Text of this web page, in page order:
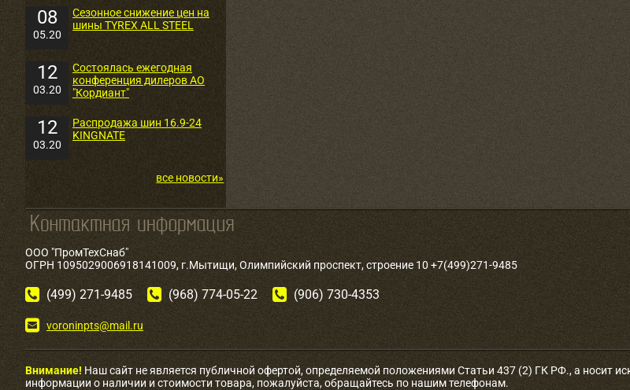
08
05.20
Сезонное снижение цен на
шины TYREX ALL STEEL
12
03.20
Состоялась ежегодная
конференция дилеров АО
"Кордиант"
12
03.20
Распродажа шин 16.9-24
KINGNATE
все новости»
ООО "ПромТехСнаб"
ОГРН 1095029006918141009, г.Мытищи, Олимпийский проспект, строение 10 +7(499)271-9485
(499) 271-9485 (968) 774-05-22 (906) 730-4353
voroninpts@mail.ru
Внимание! Наш сайт не является публичной офертой, определяемой положениями Статьи 437 (2) ГК РФ., а носит
информации о наличии и стоимости товара, пожалуйста, обращайтесь по нашим телефонам.